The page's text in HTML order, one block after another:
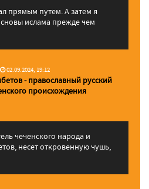
прямым путем. А затем я
ислама прежде чем
02.09.2024, 19:12
- православный русский
происхождения
чеченского народа и
несет откровенную чушь,